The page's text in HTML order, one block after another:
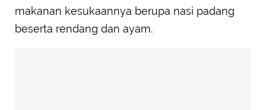
makanan kesukaannya berupa nasi padang
beserta rendang dan ayam.